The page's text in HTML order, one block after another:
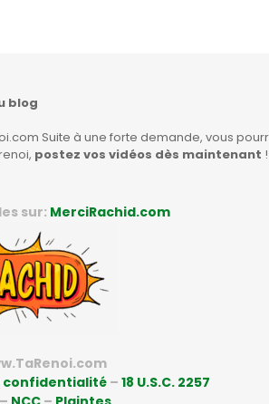
blog
Suite à une forte demande, vous
postez vos vidéos dès maintenant !
sur: MerciRachid.com
confidentialité– 18 U.S.C. 2257